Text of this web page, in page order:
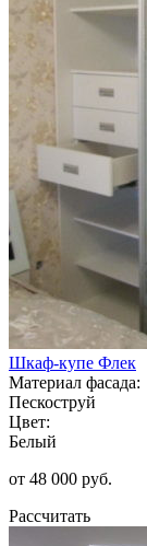
Шкаф-купе Флек
Материал фасада:
Пескоструй
Цвет:
Белый
от 48 000 руб.
Рассчитать